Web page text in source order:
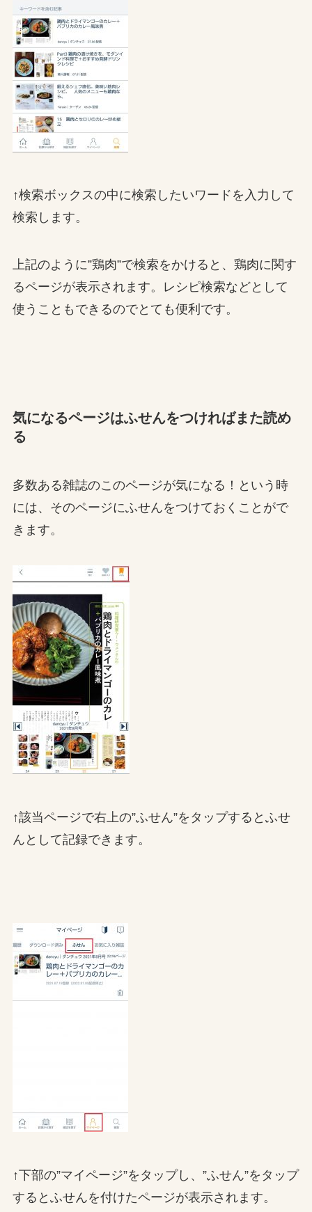
↑検索ボックスの中に検索したいワードを入力して
検索します。
上記のように”鶏肉”で検索をかけると、鶏肉に関す
るページが表示されます。レシピ検索などとして
使うこともできるのでとても便利です。
気になるページはふせんをつければまた読め
る
多数ある雑誌のこのページが気になる！という時
には、そのページにふせんをつけておくことがで
きます。
↑該当ページで右上の”ふせん”をタップするとふせ
んとして記録できます。
↑下部の”マイページ”をタップし、”ふせん”をタップ
するとふせんを付けたページが表示されます。